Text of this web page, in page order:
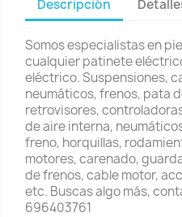
Descripción
Somos especialistas en
cualquier patinete
eléctrico. Suspensiones,
neumáticos, frenos, pata
retrovisores,
de aire interna,
freno, horquillas,
motores, carenado,
de frenos, cable motor,
etc. Buscas algo más,
696403761